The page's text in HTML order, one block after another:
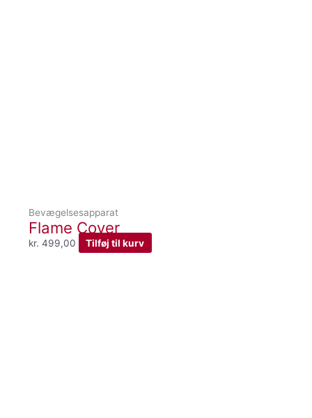
Bevægelsesapparat
Flame Cover
kr. 499,00 Tilføj til kurv